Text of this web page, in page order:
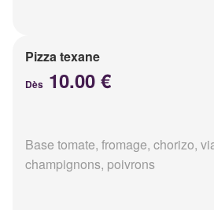
Pizza texane
Dès 10.00 €
Base tomate, fromage, chorizo,
champignons, poivrons